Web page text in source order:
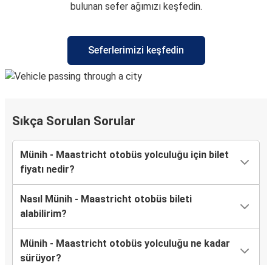
bulunan sefer ağımızı keşfedin.
Seferlerimizi keşfedin
Sıkça Sorulan Sorular
Münih - Maastricht otobüs yolculuğu için bilet
fiyatı nedir?
Nasıl Münih - Maastricht otobüs bileti
alabilirim?
Münih - Maastricht otobüs yolculuğu ne kadar
sürüyor?